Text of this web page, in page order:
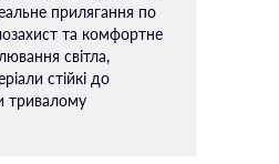
прилягання по
та комфортне
світла,
стійкі до
тривалому